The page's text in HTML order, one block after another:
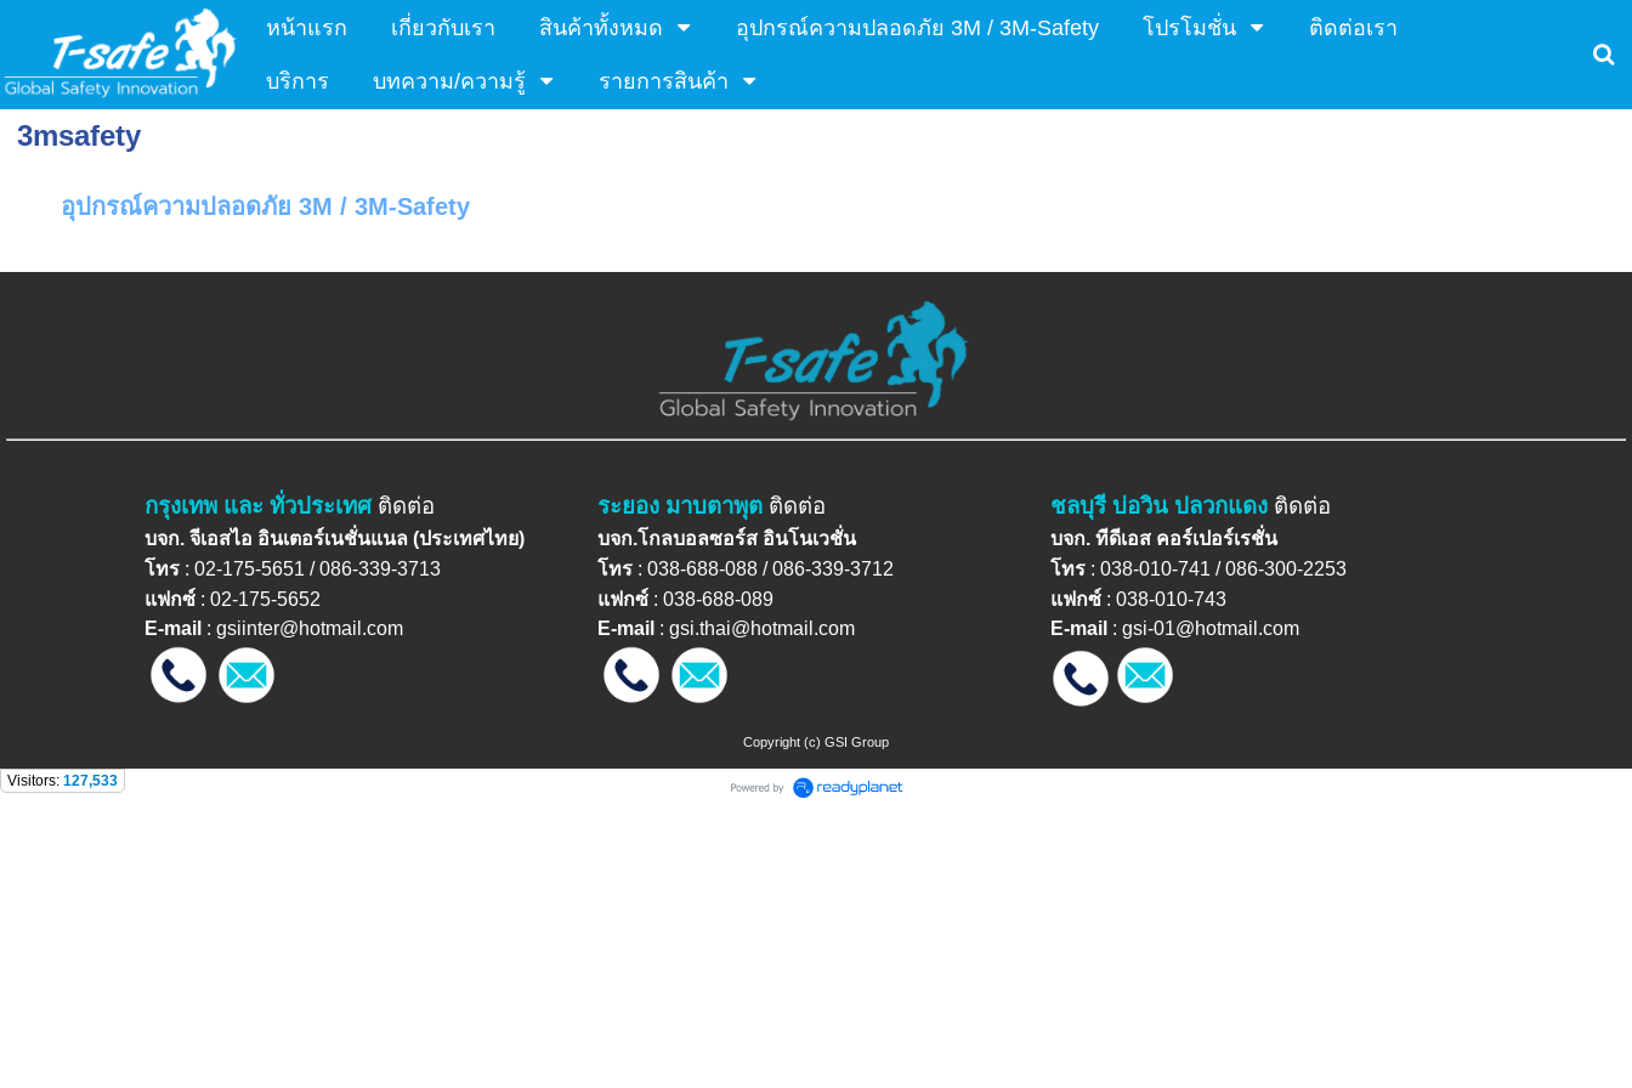
หน้าแรก เกี่ยวกับเรา สินค้าทั้งหมด อุปกรณ์ความปลอดภัย 3M / 3M-Safety โปรโมชั่น ติดต่อเรา
บริการ บทความ/ความรู้ รายการสินค้า
3msafety
อุปกรณ์ความปลอดภัย 3M / 3M-Safety
กรุงเทพ และ ทั่วประเทศ ติดต่อ
บจก. จีเอสไอ อินเตอร์เนชั่นแนล (ประเทศไทย)
โทร : 02-175-5651 / 086-339-3713
แฟกซ์ : 02-175-5652
E-mail : gsiinter@hotmail.com
ระยอง มาบตาพุต ติดต่อ
บจก.โกลบอลซอร์ส อินโนเวชั่น
โทร : 038-688-088 / 086-339-3712
แฟกซ์ : 038-688-089
E-mail : gsi.thai@hotmail.com
ชลบุรี บ่อวิน ปลวกแดง ติดต่อ
บจก. ทีดีเอส คอร์เปอร์เรชั่น
โทร : 038-010-741 / 086-300-2253
แฟกซ์ : 038-010-743
E-mail : gsi-01@hotmail.com
Copyright (c) GSI Group
Visitors: 127,533